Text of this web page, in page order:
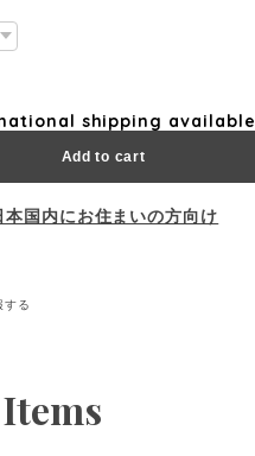
shipping available
Add to cart
本国内にお住まいの方向け
する